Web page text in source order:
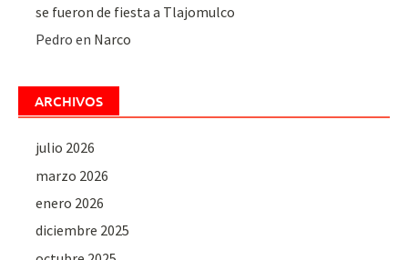
se fueron de fiesta a Tlajomulco
Pedro en Narco
ARCHIVOS
julio 2026
marzo 2026
enero 2026
diciembre 2025